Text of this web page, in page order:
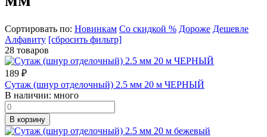
Сортировать по: Новинкам Со скидкой % Дороже Дешевле
Алфавиту [сбросить фильтр]
28 товаров
189 ₽
Сутаж (шнур отделочный) 2.5 мм 20 м ЧЕРНЫЙ
В наличии: много
В корзину